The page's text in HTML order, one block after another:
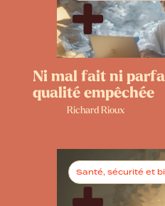
Ni mal fait ni
qualité empêchée
Richard Rioux
Santé, sécurité et